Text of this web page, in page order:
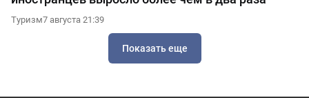
Туризм7 августа 21:39
Показать еще